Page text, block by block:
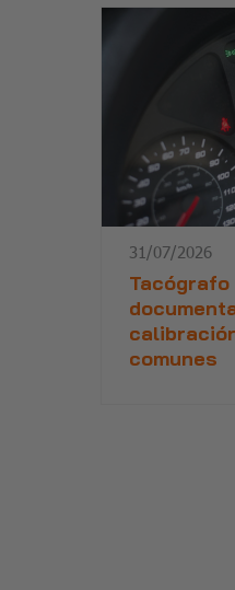
31/07/2026
Tacógrafo
comunes